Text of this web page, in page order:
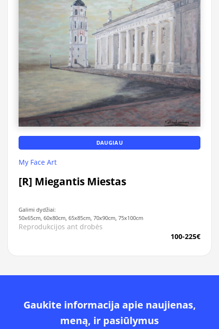
DAUGIAU
My Face Art
[R] Miegantis Miestas
Galimi dydžiai:
50x65cm, 60x80cm, 65x85cm, 70x90cm, 75x100cm
Reprodukcijos ant drobės
100-225€
Gaukite informacija apie naujienas,
meną, ir pasiūlymus